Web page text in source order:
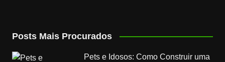
Posts Mais Procurados
Pets e Idosos: Como Construir uma